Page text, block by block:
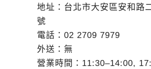
地址：台北市大安區安和路
號
電話：02 2709 7979
外送：無
營業時間：11:30–14:00,